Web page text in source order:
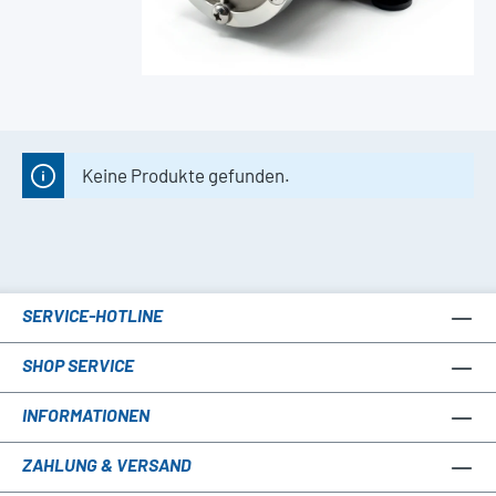
Keine Produkte gefunden.
SERVICE-HOTLINE
SHOP SERVICE
INFORMATIONEN
ZAHLUNG & VERSAND